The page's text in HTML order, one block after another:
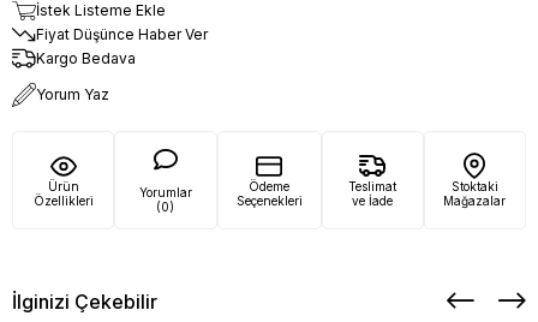
İstek Listeme Ekle
Fiyat Düşünce Haber Ver
Kargo Bedava
Yorum Yaz
Ürün
Özellikleri
Yorumlar
(0)
Ödeme
Seçenekleri
Teslimat
ve İade
Stoktaki
Mağazalar
İlginizi Çekebilir